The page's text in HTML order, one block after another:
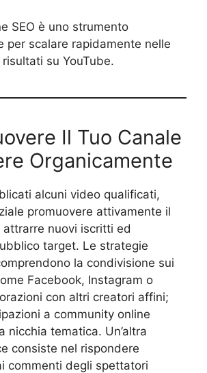
SEO è uno strumento
per scalare rapidamente nelle
su YouTube.
Il Tuo Canale
Organicamente
alcuni video qualificati,
promuovere attivamente il
nuovi iscritti ed
target. Le strategie
la condivisione sui
Facebook, Instagram o
con altri creatori affini;
a community online
nicchia tematica. Un’altra
consiste nel rispondere
commenti degli spettatori